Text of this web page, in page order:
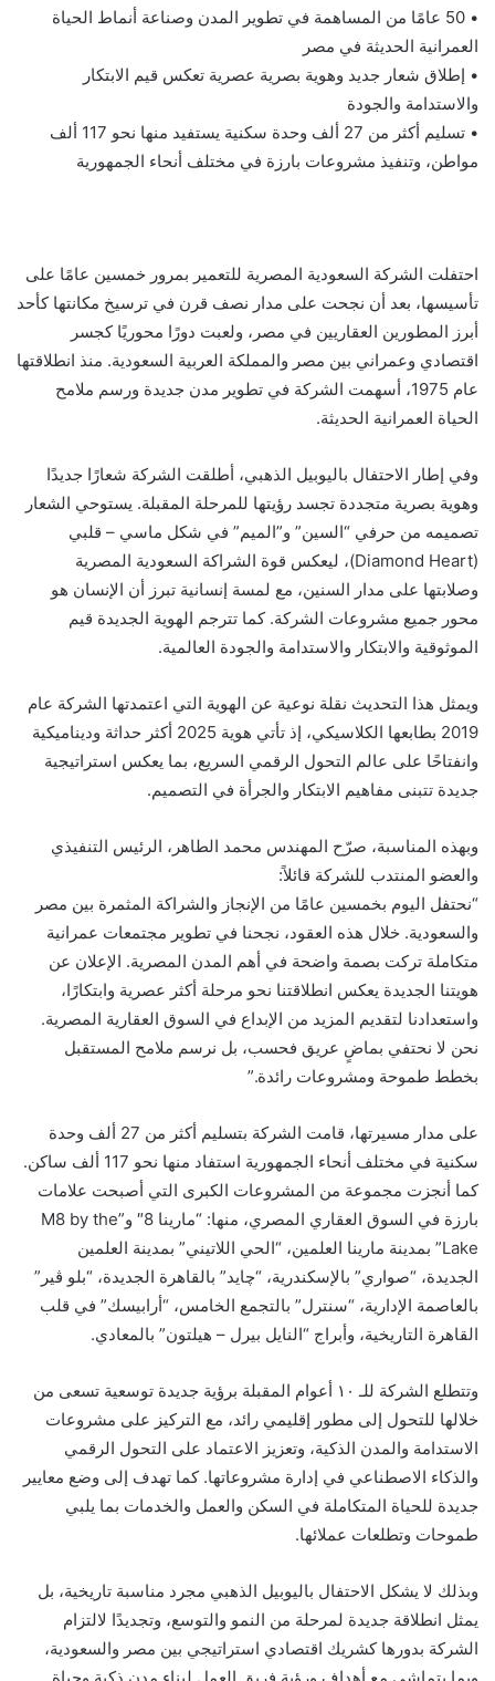
• 50 عامًا من المساهمة في تطوير المدن وصناعة أنماط الحياة
العمرانية الحديثة في مصر
• إطلاق شعار جديد وهوية بصرية عصرية تعكس قيم الابتكار
والاستدامة والجودة
• تسليم أكثر من 27 ألف وحدة سكنية يستفيد منها نحو 117 ألف
مواطن، وتنفيذ مشروعات بارزة في مختلف أنحاء الجمهورية
احتفلت الشركة السعودية المصرية للتعمير بمرور خمسين عامًا على
تأسيسها، بعد أن نجحت على مدار نصف قرن في ترسيخ مكانتها كأحد
أبرز المطورين العقاريين في مصر، ولعبت دورًا محوريًا كجسر
اقتصادي وعمراني بين مصر والمملكة العربية السعودية. منذ انطلاقتها
عام 1975، أسهمت الشركة في تطوير مدن جديدة ورسم ملامح
الحياة العمرانية الحديثة.
وفي إطار الاحتفال باليوبيل الذهبي، أطلقت الشركة شعارًا جديدًا
وهوية بصرية متجددة تجسد رؤيتها للمرحلة المقبلة. يستوحي الشعار
تصميمه من حرفي “السين” و”الميم” في شكل ماسي – قلبي
(Diamond Heart)، ليعكس قوة الشراكة السعودية المصرية
وصلابتها على مدار السنين، مع لمسة إنسانية تبرز أن الإنسان هو
محور جميع مشروعات الشركة. كما تترجم الهوية الجديدة قيم
الموثوقية والابتكار والاستدامة والجودة العالمية.
ويمثل هذا التحديث نقلة نوعية عن الهوية التي اعتمدتها الشركة عام
2019 بطابعها الكلاسيكي، إذ تأتي هوية 2025 أكثر حداثة وديناميكية
وانفتاحًا على عالم التحول الرقمي السريع، بما يعكس استراتيجية
جديدة تتبنى مفاهيم الابتكار والجرأة في التصميم.
وبهذه المناسبة، صرّح المهندس محمد الطاهر، الرئيس التنفيذي
والعضو المنتدب للشركة قائلاً:
“نحتفل اليوم بخمسين عامًا من الإنجاز والشراكة المثمرة بين مصر
والسعودية. خلال هذه العقود، نجحنا في تطوير مجتمعات عمرانية
متكاملة تركت بصمة واضحة في أهم المدن المصرية. الإعلان عن
هويتنا الجديدة يعكس انطلاقتنا نحو مرحلة أكثر عصرية وابتكارًا،
واستعدادنا لتقديم المزيد من الإبداع في السوق العقارية المصرية.
نحن لا نحتفي بماضٍ عريق فحسب، بل نرسم ملامح المستقبل
بخطط طموحة ومشروعات رائدة.”
على مدار مسيرتها، قامت الشركة بتسليم أكثر من 27 ألف وحدة
سكنية في مختلف أنحاء الجمهورية استفاد منها نحو 117 ألف ساكن.
كما أنجزت مجموعة من المشروعات الكبرى التي أصبحت علامات
بارزة في السوق العقاري المصري، منها: “مارينا 8″ و”M8 by the
Lake” بمدينة مارينا العلمين، “الحي اللاتيني” بمدينة العلمين
الجديدة، “صواري” بالإسكندرية، “چايد” بالقاهرة الجديدة، “بلو ڤير”
بالعاصمة الإدارية، “سنترل” بالتجمع الخامس، “أرابيسك” في قلب
القاهرة التاريخية، وأبراج “النايل بيرل – هيلتون” بالمعادي.
وتتطلع الشركة للـ ١٠ أعوام المقبلة برؤية جديدة توسعية تسعى من
خلالها للتحول إلى مطور إقليمي رائد، مع التركيز على مشروعات
الاستدامة والمدن الذكية، وتعزيز الاعتماد على التحول الرقمي
والذكاء الاصطناعي في إدارة مشروعاتها. كما تهدف إلى وضع معايير
جديدة للحياة المتكاملة في السكن والعمل والخدمات بما يلبي
طموحات وتطلعات عملائها.
وبذلك لا يشكل الاحتفال باليوبيل الذهبي مجرد مناسبة تاريخية، بل
يمثل انطلاقة جديدة لمرحلة من النمو والتوسع، وتجديدًا لالتزام
الشركة بدورها كشريك اقتصادي استراتيجي بين مصر والسعودية،